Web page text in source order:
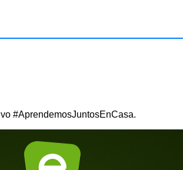
#AprendemosJuntosEnCasa.